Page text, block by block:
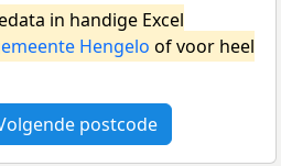
in handige Excel
Hengelo of voor heel
postcode